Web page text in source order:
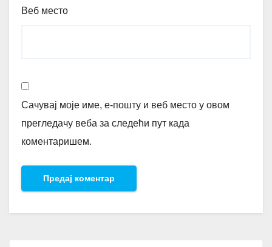
Веб место
Сачувај моје име, е-пошту и веб место у овом
прегледачу веба за следећи пут када
коментаришем.